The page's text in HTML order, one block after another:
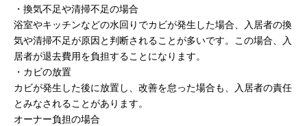
・換気不足や清掃不足の場合
浴室やキッチンなどの水回りでカビが発生した場合、入居者の換
気や清掃不足が原因と判断されることが多いです。この場合、入
居者が退去費用を負担することになります。
・カビの放置
カビが発生した後に放置し、改善を怠った場合も、入居者の責任
とみなされることがあります。
オーナー負担の場合